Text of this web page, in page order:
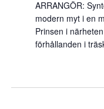
ARRANGÖR:
modern myt i en
Prinsen i
förhållanden i